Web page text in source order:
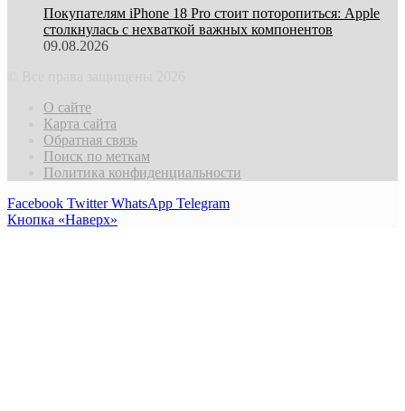
Покупателям iPhone 18 Pro стоит поторопиться: Apple
столкнулась с нехваткой важных компонентов
09.08.2026
О сайте
Карта сайта
Обратная связь
Поиск по меткам
Политика конфиденциальности
Facebook Twitter WhatsApp Telegram
Кнопка «Наверх»